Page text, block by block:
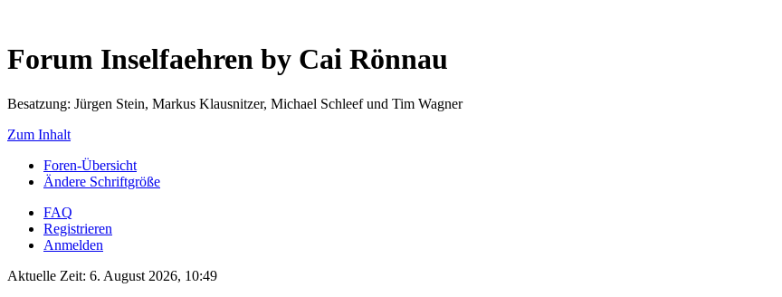
Forum Inselfaehren by Cai Rönnau
Besatzung: Jürgen Stein, Markus Klausnitzer, Michael Schleef und Tim Wagner
Zum Inhalt
Foren-Übersicht
Ändere Schriftgröße
FAQ
Registrieren
Anmelden
Aktuelle Zeit: 6. August 2026, 10:49